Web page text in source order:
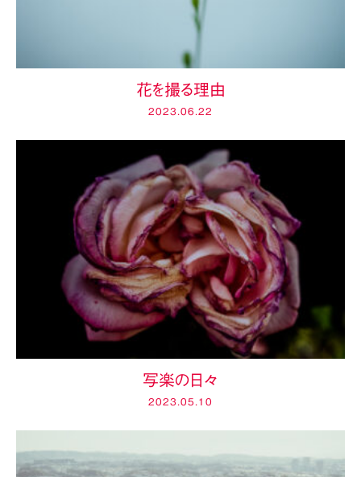
花を撮る理由
2023.06.22
写楽の日々
2023.05.10